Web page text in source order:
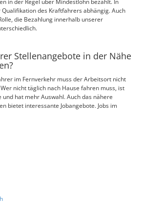
in der Regel über Mindestlohn bezahlt. In
des Kraftfahrers abhängig. Auch
die Bezahlung innerhalb unserer
Stellenangebote in der Nähe
im Fernverkehr muss der Arbeitsort nicht
nicht täglich nach Hause fahren muss, ist
und hat mehr Auswahl. Auch das nähere
bietet interessante Jobangebote. Jobs im